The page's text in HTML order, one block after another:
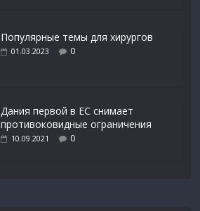
Популярные темы для хирургов
01.03.2023 0
Дания первой в ЕС снимает
противоковидные ограничения
10.09.2021 0